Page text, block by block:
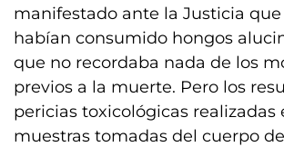
manifestado ante la Justicia
habían consumido hongos
que no recordaba nada de los
previos a la muerte. Pero los
pericias toxicológicas realizadas
muestras tomadas del cuerpo